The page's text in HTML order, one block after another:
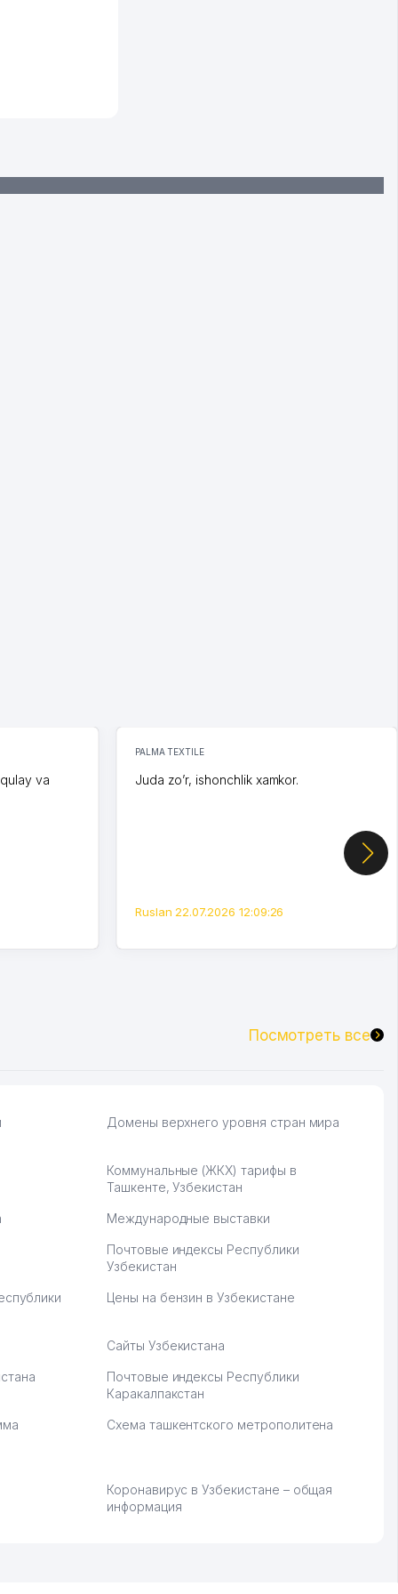
va
PALMA TEXTILE
Juda zo’r, ishonchlik xamkor.
Ruslan 22.07.2026 12:09:26
Посмотреть все
Домены верхнего уровня стран мира
Коммунальные (ЖКХ) тарифы в
Ташкенте, Узбекистан
Международные выставки
Почтовые индексы Республики
Узбекистан
Цены на бензин в Узбекистане
Сайты Узбекистана
Почтовые индексы Республики
Каракалпакстан
Схема ташкентского метрополитена
Коронавирус в Узбекистане – общая
информация